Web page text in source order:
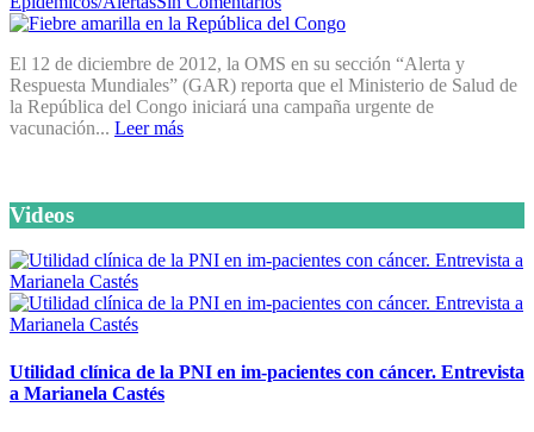
El 12 de diciembre de 2012, la OMS en su sección “Alerta y
Respuesta Mundiales” (GAR) reporta que el Ministerio de Salud de
la República del Congo iniciará una campaña urgente de
vacunación... Leer más
Videos
Utilidad clínica de la PNI en im-pacientes con cáncer. Entrevista
a Marianela Castés